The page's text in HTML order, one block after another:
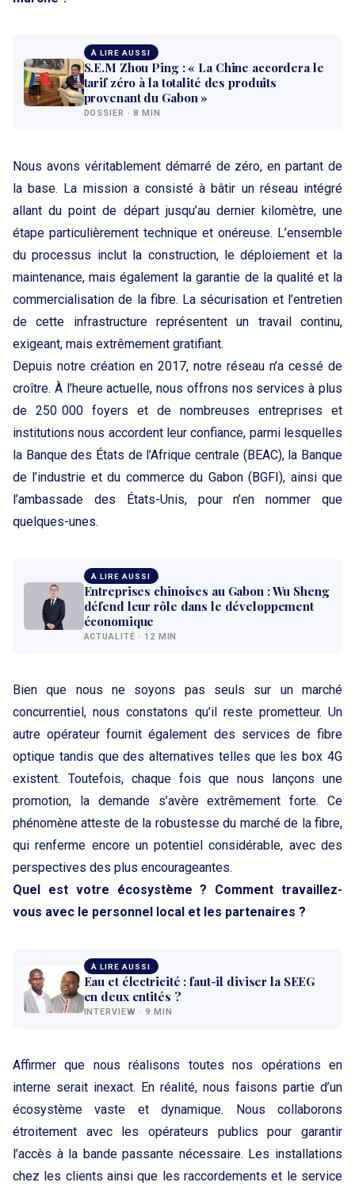
À LIRE AUSSI
S.E.M Zhou Ping : « La Chine accordera le
tarif zéro à la totalité des produits
provenant du Gabon »
DOSSIER · 8 MIN
Nous avons véritablement démarré de zéro, en partant de
la base. La mission a consisté à bâtir un réseau intégré
allant du point de départ jusqu’au dernier kilomètre, une
étape particulièrement technique et onéreuse. L’ensemble
du processus inclut la construction, le déploiement et la
maintenance, mais également la garantie de la qualité et la
commercialisation de la fibre. La sécurisation et l’entretien
de cette infrastructure représentent un travail continu,
exigeant, mais extrêmement gratifiant.
Depuis notre création en 2017, notre réseau n’a cessé de
croître. À l’heure actuelle, nous offrons nos services à plus
de 250 000 foyers et de nombreuses entreprises et
institutions nous accordent leur confiance, parmi lesquelles
la Banque des États de l’Afrique centrale (BEAC), la Banque
de l’industrie et du commerce du Gabon (BGFI), ainsi que
l’ambassade des États-Unis, pour n’en nommer que
quelques-unes.
À LIRE AUSSI
Entreprises chinoises au Gabon : Wu Sheng
défend leur rôle dans le développement
économique
ACTUALITÉ · 12 MIN
Bien que nous ne soyons pas seuls sur un marché
concurrentiel, nous constatons qu’il reste prometteur. Un
autre opérateur fournit également des services de fibre
optique tandis que des alternatives telles que les box 4G
existent. Toutefois, chaque fois que nous lançons une
promotion, la demande s’avère extrêmement forte. Ce
phénomène atteste de la robustesse du marché de la fibre,
qui renferme encore un potentiel considérable, avec des
perspectives des plus encourageantes.
Quel est votre écosystème ? Comment travaillez-
vous avec le personnel local et les partenaires ?
À LIRE AUSSI
Eau et électricité : faut-il diviser la SEEG
en deux entités ?
INTERVIEW · 9 MIN
Affirmer que nous réalisons toutes nos opérations en
interne serait inexact. En réalité, nous faisons partie d’un
écosystème vaste et dynamique. Nous collaborons
étroitement avec les opérateurs publics pour garantir
l’accès à la bande passante nécessaire. Les installations
chez les clients ainsi que les raccordements et le service